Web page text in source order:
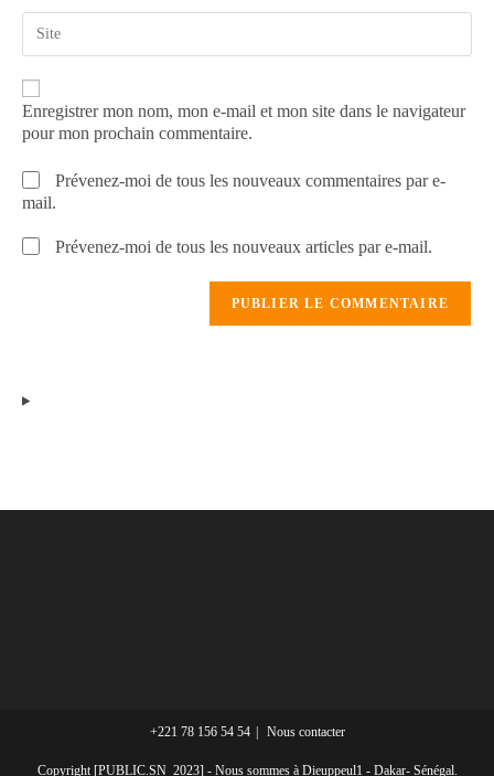
Enregistrer mon nom, mon e-mail et mon site dans le navigateur
pour mon prochain commentaire.
Prévenez-moi de tous les nouveaux commentaires par e-
mail.
Prévenez-moi de tous les nouveaux articles par e-mail.
+221 78 156 54 54 Nous contacter
Copyright [PUBLIC.SN_2023] - Nous sommes à Dieuppeul1 - Dakar- Sénégal.